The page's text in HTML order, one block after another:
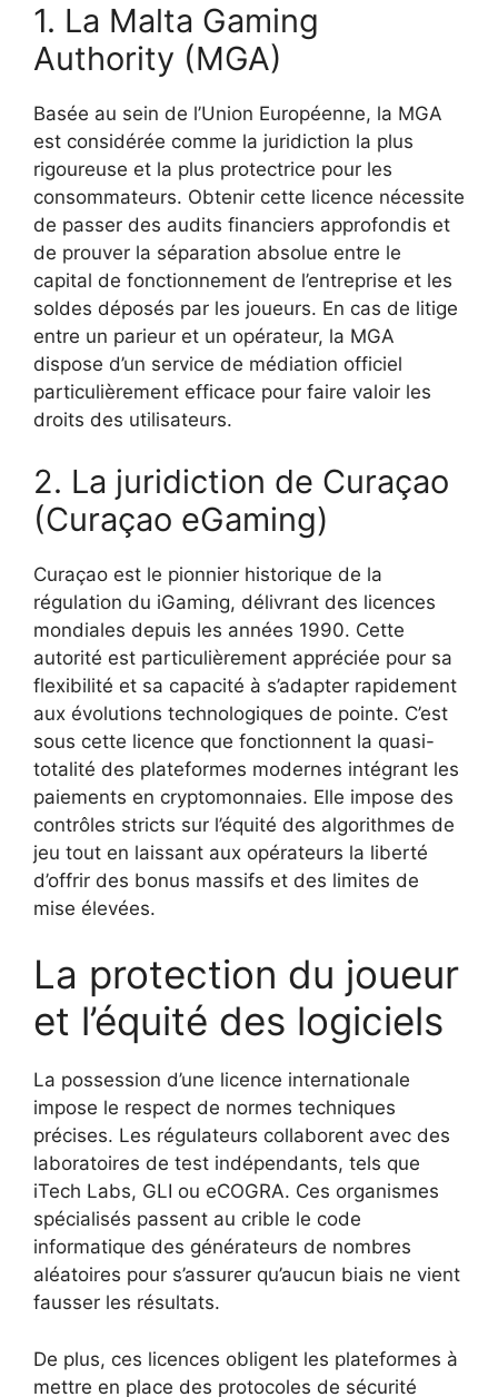
1. La Malta Gaming
Authority (MGA)
Basée au sein de l’Union Européenne, la MGA
est considérée comme la juridiction la plus
rigoureuse et la plus protectrice pour les
consommateurs. Obtenir cette licence nécessite
de passer des audits financiers approfondis et
de prouver la séparation absolue entre le
capital de fonctionnement de l’entreprise et les
soldes déposés par les joueurs. En cas de litige
entre un parieur et un opérateur, la MGA
dispose d’un service de médiation officiel
particulièrement efficace pour faire valoir les
droits des utilisateurs.
2. La juridiction de Curaçao
(Curaçao eGaming)
Curaçao est le pionnier historique de la
régulation du iGaming, délivrant des licences
mondiales depuis les années 1990. Cette
autorité est particulièrement appréciée pour sa
flexibilité et sa capacité à s’adapter rapidement
aux évolutions technologiques de pointe. C’est
sous cette licence que fonctionnent la quasi-
totalité des plateformes modernes intégrant les
paiements en cryptomonnaies. Elle impose des
contrôles stricts sur l’équité des algorithmes de
jeu tout en laissant aux opérateurs la liberté
d’offrir des bonus massifs et des limites de
mise élevées.
La protection du joueur
et l’équité des logiciels
La possession d’une licence internationale
impose le respect de normes techniques
précises. Les régulateurs collaborent avec des
laboratoires de test indépendants, tels que
iTech Labs, GLI ou eCOGRA. Ces organismes
spécialisés passent au crible le code
informatique des générateurs de nombres
aléatoires pour s’assurer qu’aucun biais ne vient
fausser les résultats.
De plus, ces licences obligent les plateformes à
mettre en place des protocoles de sécurité